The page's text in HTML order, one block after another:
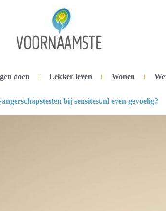
doen Lekker leven Wonen
bij sensitest.nl even gevoelig?